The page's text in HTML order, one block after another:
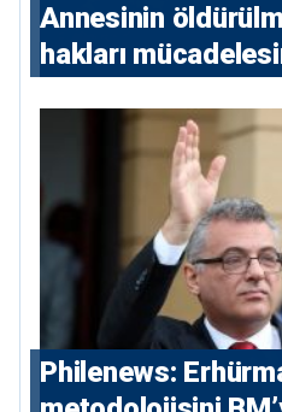
Annesinin
hakları
hikayesi
Philenews: